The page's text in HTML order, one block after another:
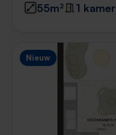
55m² 1 kamer
Nieuw